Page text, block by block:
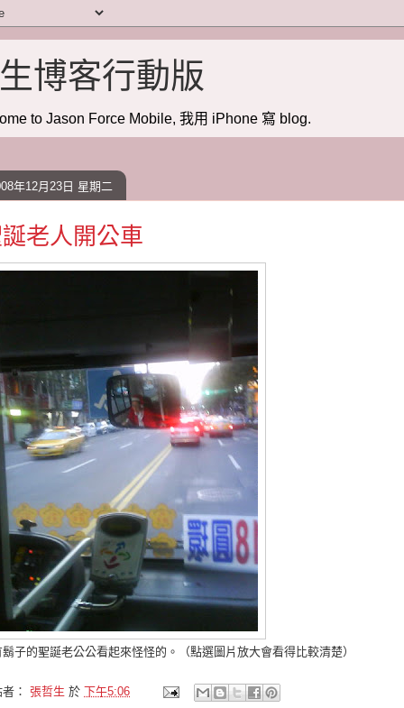
博客行動版
to Jason Force Mobile, 我用 iPhone 寫 blog.
年12月23日 星期二
老人開公車
子的聖誕老公公看起來怪怪的。（點選圖片放大會看得比較清楚）
： 張哲生 於 下午5:06